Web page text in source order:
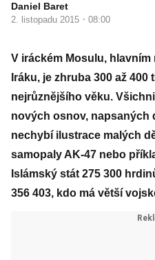
Daniel Baret
2. listopadu 2015 · 08:00
V iráckém Mosulu,
Iráku, je zhruba 300 až
nejrůznějšího věku.
nových osnov, napsaných
nechybí ilustrace malých
samopaly AK-47 nebo
Islámský stát 275 300
356 403, kdo má větší